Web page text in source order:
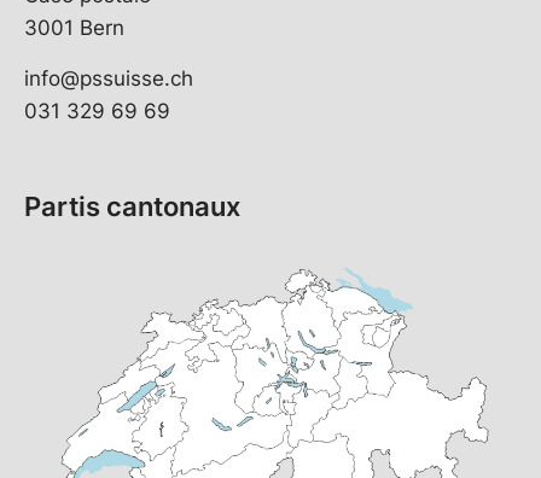
3001 Bern
info@pssuisse.ch
031 329 69 69
Partis cantonaux